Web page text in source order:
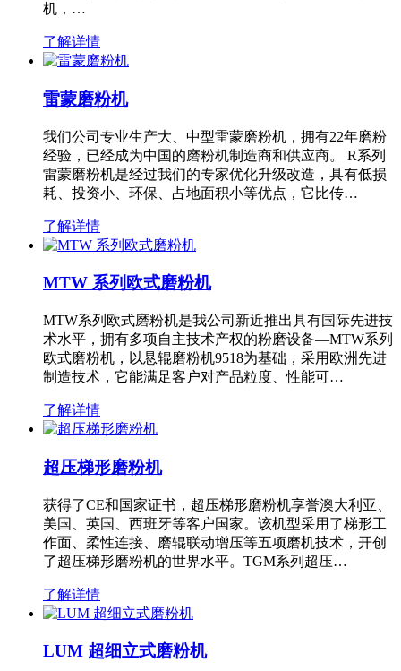
机，…
了解详情
雷蒙磨粉机
我们公司专业生产大、中型雷蒙磨粉机，拥有22年磨粉
经验，已经成为中国的磨粉机制造商和供应商。 R系列
雷蒙磨粉机是经过我们的专家优化升级改造，具有低损
耗、投资小、环保、占地面积小等优点，它比传…
了解详情
MTW 系列欧式磨粉机
MTW系列欧式磨粉机是我公司新近推出具有国际先进技
术水平，拥有多项自主技术产权的粉磨设备—MTW系列
欧式磨粉机，以悬辊磨粉机9518为基础，采用欧洲先进
制造技术，它能满足客户对产品粒度、性能可…
了解详情
超压梯形磨粉机
获得了CE和国家证书，超压梯形磨粉机享誉澳大利亚、
美国、英国、西班牙等客户国家。该机型采用了梯形工
作面、柔性连接、磨辊联动增压等五项磨机技术，开创
了超压梯形磨粉机的世界水平。TGM系列超压…
了解详情
LUM 超细立式磨粉机